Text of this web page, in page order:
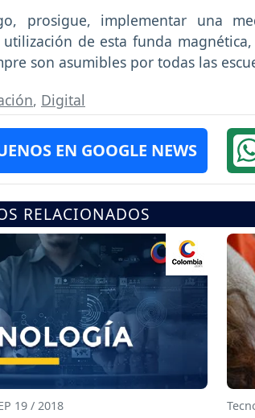
prosigue, implementar una
de esta funda
son asumibles por todas las
, Digital
EN GOOGLE NEWS
RELACIONADOS
19 / 2018